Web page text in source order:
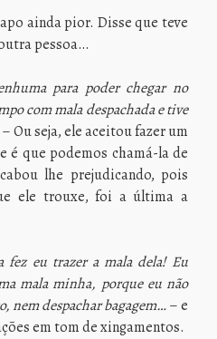
ainda pior. Disse que teve
pessoa…
para poder chegar no
com mala despachada e tive
– Ou seja, ele aceitou fazer um
é que podemos chamá-la de
lhe prejudicando, pois
ele trouxe, foi a última a
fez eu trazer a mala dela! Eu
mala minha, porque eu não
nem despachar bagagem…– e
em tom de xingamentos.